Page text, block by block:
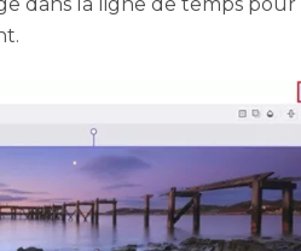
dans la ligne de temps pour